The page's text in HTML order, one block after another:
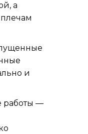
а
и
работы —